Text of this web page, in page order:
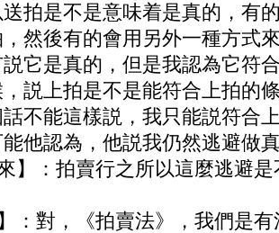
拍是不是意味着是真的，有
然後有的會用另外一種方式
它是真的，但是我認為它符
説上拍是不是能符合上拍的
不能這樣説，我只能説符合
他認為，他説我仍然逃避做
：拍賣行之所以這麼逃避是
對，《拍賣法》，我們是有